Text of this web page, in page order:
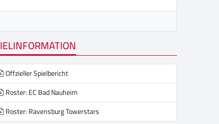
Offzieller Spielbericht
Roster: EC Bad Nauheim
Roster: Ravensburg Towerstars